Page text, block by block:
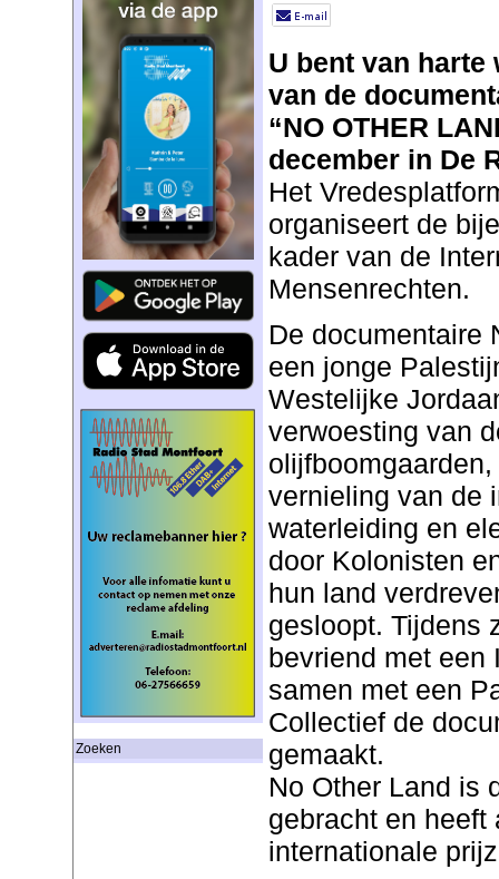
Zoeken
U bent van
van de
“NO OTHER
december in De
Het
organiseert de
kader van de
Mensenrechten.
De documentaire
een jonge
Westelijke
verwoesting van
vernieling van de
waterleiding en
door Kolonisten
hun land
gesloopt. Tijdens
bevriend met een
samen met een
Collectief de
gemaakt.
No Other Land is
gebracht en heeft
internationale